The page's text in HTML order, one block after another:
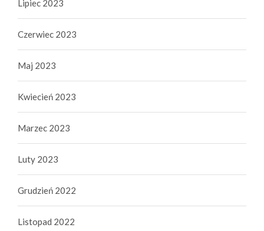
Lipiec 2023
Czerwiec 2023
Maj 2023
Kwiecień 2023
Marzec 2023
Luty 2023
Grudzień 2022
Listopad 2022